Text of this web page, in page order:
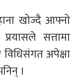
खोज्दै आफ्नो
सत्तामा
अपेक्षा
।